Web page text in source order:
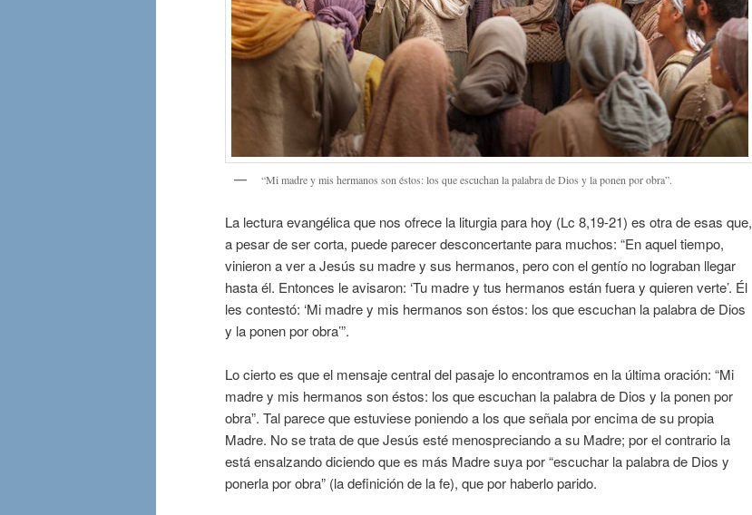
“Mi madre y mis hermanos son éstos: los que escuchan la palabra de Dios y la ponen por obra”.
La lectura evangélica que nos ofrece la liturgia para hoy (Lc 8,19-21) es otra de esas que,
a pesar de ser corta, puede parecer desconcertante para muchos: “En aquel tiempo,
vinieron a ver a Jesús su madre y sus hermanos, pero con el gentío no lograban llegar
hasta él. Entonces le avisaron: ‘Tu madre y tus hermanos están fuera y quieren verte’. Él
les contestó: ‘Mi madre y mis hermanos son éstos: los que escuchan la palabra de Dios
y la ponen por obra’”.
Lo cierto es que el mensaje central del pasaje lo encontramos en la última oración: “Mi
madre y mis hermanos son éstos: los que escuchan la palabra de Dios y la ponen por
obra”. Tal parece que estuviese poniendo a los que señala por encima de su propia
Madre. No se trata de que Jesús esté menospreciando a su Madre; por el contrario la
está ensalzando diciendo que es más Madre suya por “escuchar la palabra de Dios y
ponerla por obra” (la definición de la fe), que por haberlo parido.